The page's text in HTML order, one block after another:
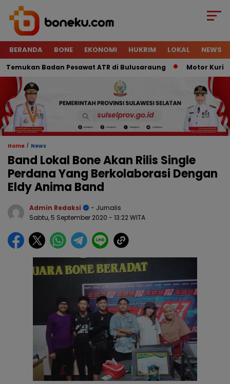
BERANDA BONE EKONOMI HUKRIM LOKAL NEWS
Badan Pesawat ATR di Bulusaraung Motor Kurir
Home / News
Band Lokal Bone Akan Rilis Single
Perdana Yang Berkolaborasi Dengan
Eldy Anima Band
Admin Redaksi
- Jurnalis
Sabtu, 5 September 2020 - 13:22 WITA